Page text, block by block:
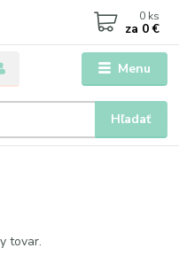
Menu
Hľadať
0 ks
za 0 €
tovar.